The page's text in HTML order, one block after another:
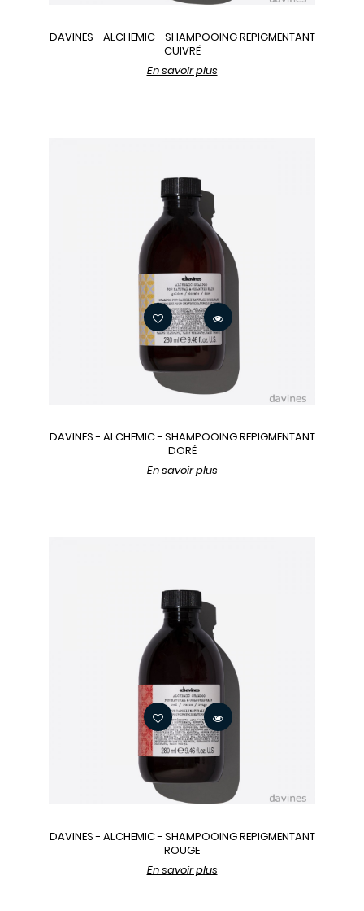
DAVINES - ALCHEMIC - SHAMPOOING REPIGMENTANT
CUIVRÉ
En savoir plus
DAVINES - ALCHEMIC - SHAMPOOING REPIGMENTANT
DORÉ
En savoir plus
DAVINES - ALCHEMIC - SHAMPOOING REPIGMENTANT
ROUGE
En savoir plus